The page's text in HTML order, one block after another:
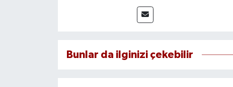
Bunlar da ilginizi çekebilir